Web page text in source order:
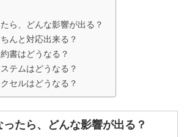
ら、どんな影響が出る？
んと対応出来る？
書はどうなる？
テムはどうなる？
セルはどうなる？
たら、どんな影響が出る？